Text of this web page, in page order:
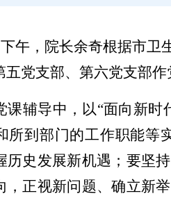
午，院长余奇根据市卫
五党支部、 第六党支部作
课辅导中， 以“面向新时
所到 部门的工作职能等
历史发展新机遇；要坚
，正视新问题、确立新